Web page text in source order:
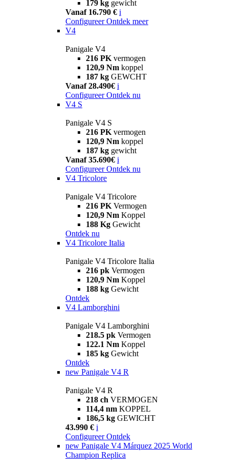
179 kg gewicht
Vanaf 16.790 € i
Configureer Ontdek meer
V4
Panigale V4
216 PK vermogen
120,9 Nm koppel
187 kg GEWCHT
Vanaf 28.490€ i
Configureer Ontdek nu
V4 S
Panigale V4 S
216 PK vermogen
120,9 Nm koppel
187 kg gewicht
Vanaf 35.690€ i
Configureer Ontdek nu
V4 Tricolore
Panigale V4 Tricolore
216 PK Vermogen
120,9 Nm Koppel
188 Kg Gewicht
Ontdek nu
V4 Tricolore Italia
Panigale V4 Tricolore Italia
216 pk Vermogen
120,9 Nm Koppel
188 kg Gewicht
Ontdek
V4 Lamborghini
Panigale V4 Lamborghini
218.5 pk Vermogen
122.1 Nm Koppel
185 kg Gewicht
Ontdek
new Panigale V4 R
Panigale V4 R
218 ch VERMOGEN
114,4 nm KOPPEL
186,5 kg GEWICHT
43.990 € i
Configureer Ontdek
new Panigale V4 Márquez 2025 World
Champion Replica